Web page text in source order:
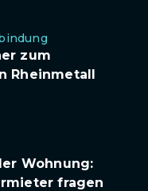
zum
Rheinmetall
Wohnung:
fragen